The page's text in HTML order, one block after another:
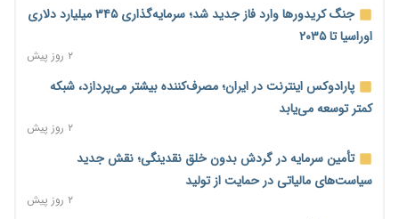
جنگ کریدورها وارد فاز جدید شد؛ سرمایه‌گذاری ۳۴۵ میلیارد دلاری
اوراسیا تا ۲۰۳۵
۲ روز پیش
پارادوکس اینترنت در ایران؛ مصرف‌کننده بیشتر می‌پردازد، شبکه
کمتر توسعه می‌یابد
۲ روز پیش
تأمین سرمایه در گردش بدون خلق نقدینگی؛ نقش جدید
سیاست‌های مالیاتی در حمایت از تولید
۲ روز پیش